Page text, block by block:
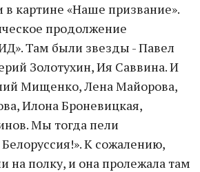
картине «Наше призвание».
продолжение
Там были звезды - Павел
Золотухин, Ия Саввина. И
Мищенко, Лена Майорова,
Илона Броневицкая,
Мы тогда пели
К сожалению,
на полку, и она пролежала там